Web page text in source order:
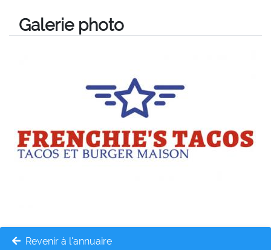
Galerie photo
Revenir à l'annuaire